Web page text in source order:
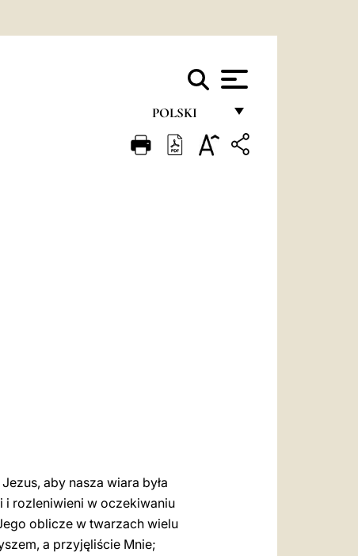
POLSKI
FRANÇAIS
aby nasza wiara była
i rozleniwieni w oczekiwaniu
oblicze w twarzach wielu
a przyjęliście Mnie;